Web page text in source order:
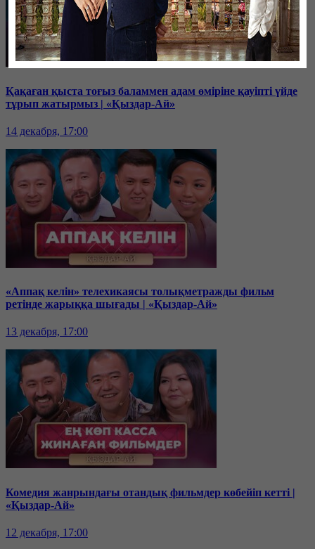
Қақаған қыста тоғыз баламмен адам өміріне қауіпті үйде
тұрып жатырмыз | «Қыздар-Ай»
14 декабря, 17:00
«Аппақ келін» телехикаясы толықметражды фильм
ретінде жарыққа шығады | «Қыздар-Ай»
13 декабря, 17:00
Комедия жанрындағы отандық фильмдер көбейіп кетті |
«Қыздар-Ай»
12 декабря, 17:00